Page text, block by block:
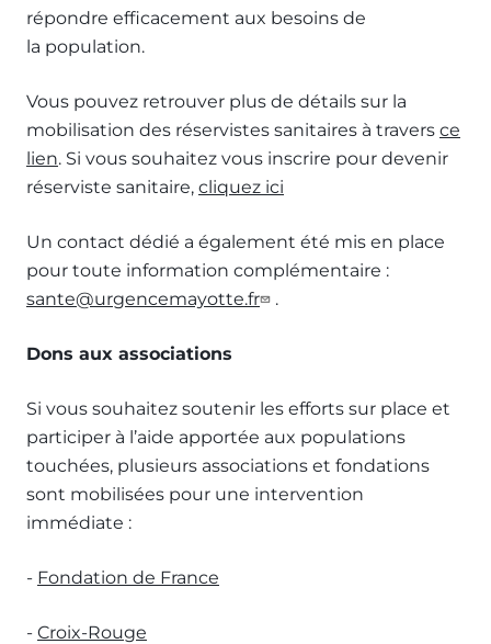
répondre efficacement aux besoins de
la population.
Vous pouvez retrouver plus de détails sur la
mobilisation des réservistes sanitaires à travers ce
lien. Si vous souhaitez vous inscrire pour devenir
réserviste sanitaire, cliquez ici
Un contact dédié a également été mis en place
pour toute information complémentaire :
sante@urgencemayotte.fr
.
Dons aux associations
Si vous souhaitez soutenir les efforts sur place et
participer à l’aide apportée aux populations
touchées, plusieurs associations et fondations
sont mobilisées pour une intervention
immédiate :
- Fondation de France
- Croix-Rouge